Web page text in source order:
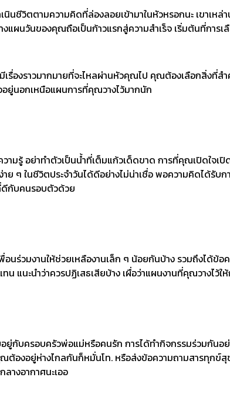
นินชีวิตตามความคิดที่ล่องลอยเข้ามาในหัวหรอกนะ เขาเ
แผนวันของคุณถือเป็นก้าวแรกสู่ความสำเร็จ เริ่มต้นที่การเ
เรื่องราวมากมายที่จะไหลผ่านหัวคุณไป คุณต้องเลือกสิ่งที่
อยู่นอกเหนือแผนการที่คุณวางไว้มากนัก
ความรู้ อย่าทำตัวเป็นน้ำที่เต็มแก้วเด็ดขาด การที่คุณเปิดใ
ในชีวิตประจำวันได้ดีอย่างไม่น่าเชื่อ พอความคิดได้รับ
ดีกับคนรอบตัวด้วย
อนร่วมงานให้ช่วยเหลืองานเล็ก ๆ น้อยกันบ้าง รวมถึงได้
นะนำว่าควรปฏิเสธเสียบ้าง เผื่อว่าแผนงานที่คุณวางไว้ให้
ยู่กับครอบครัวพ่อแม่หรือคนรัก การได้ทำกิจกรรมร่วมกัน
งอยู่ห่างไกลกันก็หมั่นโท. หรือส่งข้อความถามสารทุกข์สุ
างอากาศนะเออ